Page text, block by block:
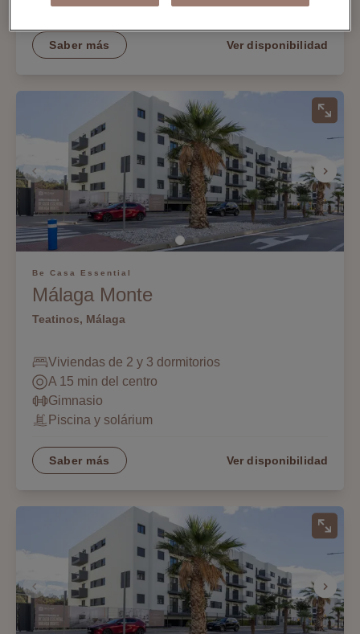
Piscina y solárium
Saber más Ver disponibilidad
Be Casa Essential
Málaga Monte
Teatinos, Málaga
Viviendas de 2 y 3 dormitorios
A 15 min del centro
Gimnasio
Piscina y solárium
Saber más Ver disponibilidad